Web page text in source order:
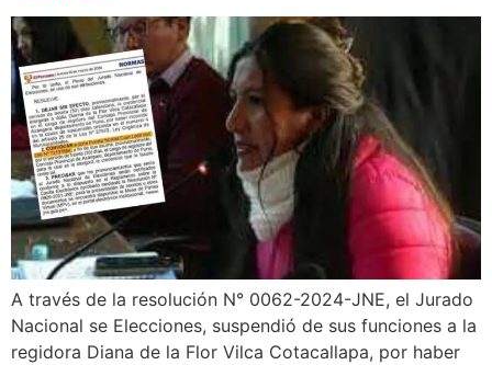
A través de la resolución N° 0062-2024-JNE, el Jurado
Nacional se Elecciones, suspendió de sus funciones a la
regidora Diana de la Flor Vilca Cotacallapa, por haber